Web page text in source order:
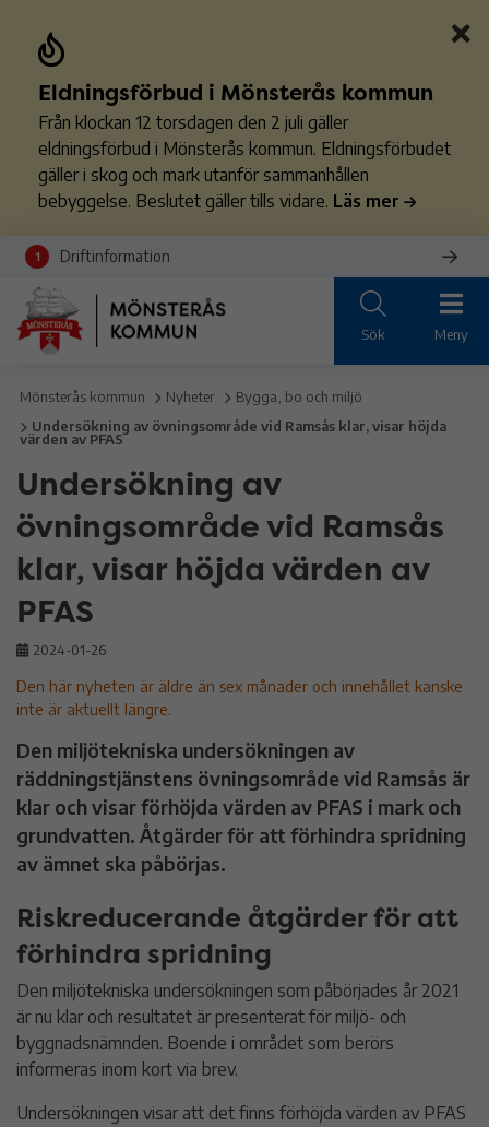
Eldningsförbud i Mönsterås kommun
Från klockan 12 torsdagen den 2 juli gäller
eldningsförbud i Mönsterås kommun. Eldningsförbudet
gäller i skog och mark utanför sammanhållen
bebyggelse. Beslutet gäller tills vidare. Läs mer
1 Driftinformation
Sök Meny
Mönsterås kommun Nyheter
Bygga, bo och miljö
Undersökning av övningsområde vid Ramsås klar, visar höjda
värden av PFAS
Undersökning av
övningsområde vid Ramsås
klar, visar höjda värden av
PFAS
2024-01-26
Den här nyheten är äldre än sex månader och innehållet kanske
inte är aktuellt längre.
Den miljötekniska undersökningen av
räddningstjänstens övningsområde vid Ramsås är
klar och visar förhöjda värden av PFAS i mark och
grundvatten. Åtgärder för att förhindra spridning
av ämnet ska påbörjas.
Riskreducerande åtgärder för att
förhindra spridning
Den miljötekniska undersökningen som påbörjades år 2021
är nu klar och resultatet är presenterat för miljö- och
byggnadsnämnden. Boende i området som berörs
informeras inom kort via brev.
Undersökningen visar att det finns förhöjda värden av PFAS